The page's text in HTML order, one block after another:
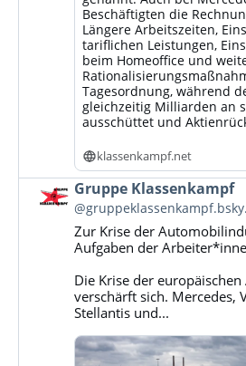
Beschäftigten die
Längere Arbeitszeiten,
tariflichen Leistungen,
beim Homeoffice und
Tagesordnung, während
gleichzeitig Milliarden an
ausschüttet und
klassenkampf.net
Beitrag
von
Gruppe
Klassenkampf
Bluesky
ansehen
Gruppe Klassenkampf
Zur Krise der
Aufgaben der
Die Krise der
verschärft sich. Mercedes,
Stellantis und...